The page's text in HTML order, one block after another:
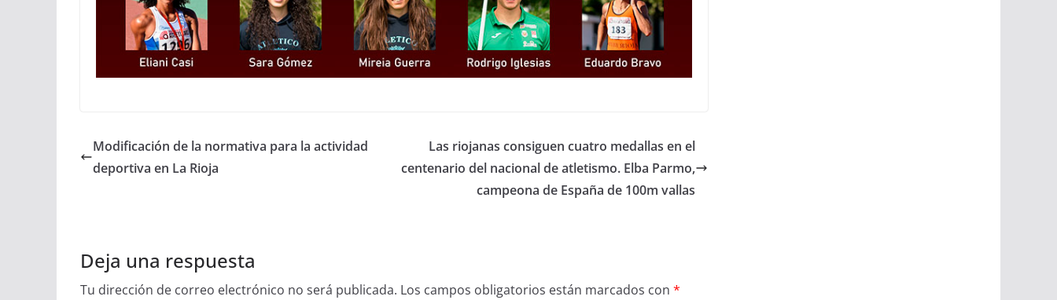
Modificación de la normativa para la actividad
deportiva en La Rioja
Las riojanas consiguen cuatro medallas en el
centenario del nacional de atletismo. Elba Parmo,
campeona de España de 100m vallas
Deja una respuesta
Tu dirección de correo electrónico no será publicada. Los campos obligatorios están marcados con *